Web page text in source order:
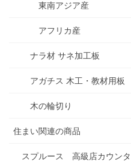
東南アジア産
アフリカ産
ナラ材 サネ加工板
アガチス 木工・教材用板
木の輪切り
住まい関連の商品
スプルース 高級店カウン